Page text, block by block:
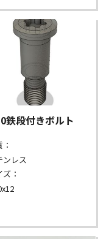
鉄段付きボルト
ンレス
：